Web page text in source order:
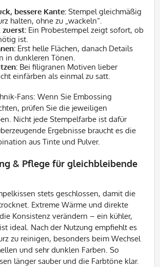
bessere Kante: Stempel gleichmäßig
halten, ohne zu „wackeln“.
zuerst: Ein Probestempel zeigt sofort, ob
ist.
Erst helle Flächen, danach Details
in dunkleren Tönen.
Bei filigranen Motiven lieber
einfärben als einmal zu satt.
Fans: Wenn Sie Embossing
prüfen Sie die jeweiligen
Nicht jede Stempelfarbe ist dafür
Ergebnisse braucht es die
aus Tinte und Pulver.
& Pflege für gleichbleibende
stets geschlossen, damit die
Extreme Wärme und direkte
Konsistenz verändern – ein kühler,
ideal. Nach der Nutzung empfiehlt es
zu reinigen, besonders beim Wechsel
und sehr dunklen Farben. So
länger sauber und die Farbtöne klar.